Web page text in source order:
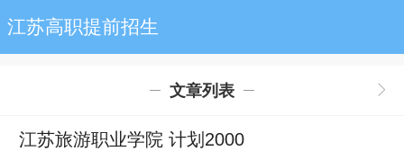
江苏高职提前招生
文章列表
江苏旅游职业学院 计划2000